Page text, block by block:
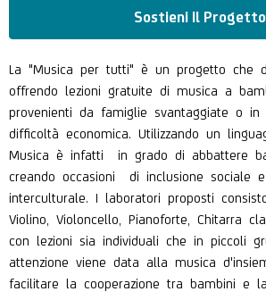
Sostieni Il Progetto
La "Musica per tutti" è un progetto che
offrendo lezioni gratuite di musica a
provenienti da famiglie svantaggiate o in
difficoltà economica. Utilizzando un
Musica è infatti in grado di abbattere
creando occasioni di inclusione sociale
interculturale. I laboratori proposti
Violino, Violoncello, Pianoforte, Chitarra
con lezioni sia individuali che in piccoli
attenzione viene data alla musica
facilitare la cooperazione tra bambini e